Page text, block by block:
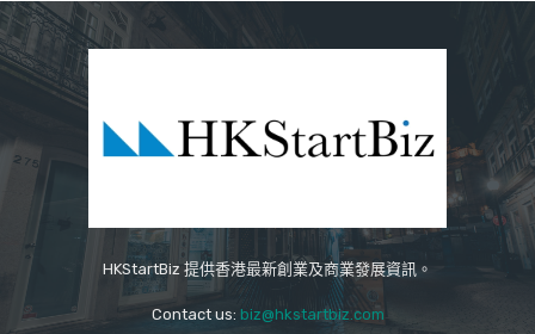
HKStartBiz 提供香港最新創業及商業發展資訊。
Contact us: biz@hkstartbiz.com